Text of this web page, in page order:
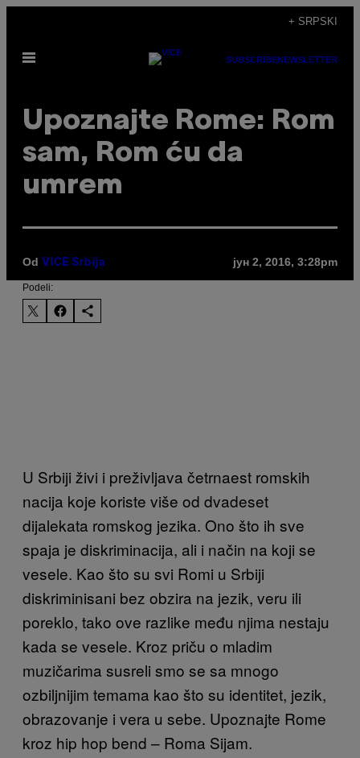
садржај
+ SRPSKI
Otvori
SUBSCRIBENEWSLETTER
Upoznajte Rome: Rom
sam, Rom ću da
umrem
Od VICE Srbija јун 2, 2016, 3:28pm
Podeli:
U Srbiji živi i preživljava četrnaest romskih
nacija koje koriste više od dvadeset
dijalekata romskog jezika. Ono što ih sve
spaja je diskriminacija, ali i način na koji se
vesele. Kao što su svi Romi u Srbiji
diskriminisani bez obzira na jezik, veru ili
poreklo, tako ove razlike među njima nestaju
kada se vesele. Kroz priču o mladim
muzičarima susreli smo se sa mnogo
ozbiljnijim temama kao što su identitet, jezik,
obrazovanje i vera u sebe. Upoznajte Rome
kroz hip hop bend – Roma Sijam.